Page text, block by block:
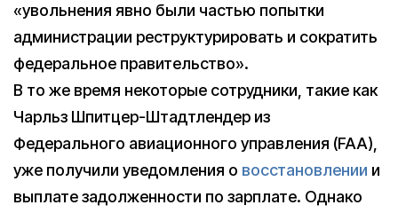
«увольнения явно были частью попытки
администрации реструктурировать и сократить
федеральное правительство».
В то же время некоторые сотрудники, такие как
Чарльз Шпитцер-Штадтлендер из
Федерального авиационного управления (FAA),
уже получили уведомления о восстановлении и
выплате задолженности по зарплате. Однако